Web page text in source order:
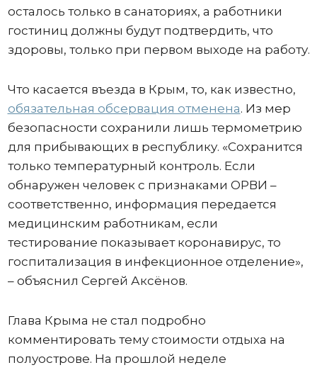
осталось только в санаториях, а работники
гостиниц должны будут подтвердить, что
здоровы, только при первом выходе на работу.
Что касается въезда в Крым, то, как известно,
обязательная обсервация отменена. Из мер
безопасности сохранили лишь термометрию
для прибывающих в республику. «Сохранится
только температурный контроль. Если
обнаружен человек с признаками ОРВИ –
соответственно, информация передается
медицинским работникам, если
тестирование показывает коронавирус, то
госпитализация в инфекционное отделение»,
– объяснил Сергей Аксёнов.
Глава Крыма не стал подробно
комментировать тему стоимости отдыха на
полуострове. На прошлой неделе